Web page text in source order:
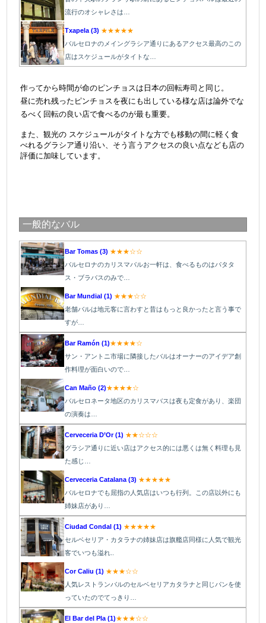
流行のオシャレさは…
Txapela (3) ★★★★★
バルセロナのメイングラシア通りにあるアクセス最高のこの
店はスケジュールがタイトな…
作ってから時間が命のピンチョスは日本の回転寿司と同じ。
昼に売れ残ったピンチョスを夜にも出している様な店は論外でな
るべく回転の良い店で食べるのが最も重要。
また、観光の スケジュールがタイトな方でも移動の間に軽く食
べれるグラシア通り沿い、そう言うアクセスの良い点なども店の
評価に加味しています。
一般的なバル
Bar Tomas (3) ★★★☆☆
バルセロナのカリスマバルお一軒は、食べるものはパタタ
ス・ブラバスのみで…
Bar Mundial (1) ★★★☆☆
老舗バルは地元客に言わすと昔はもっと良かったと言う事で
すが…
Bar Ramón (1)★★★★☆
サン・アントニ市場に隣接したバルはオーナーのアイデア創
作料理が面白いので…
Can Maño (2)★★★★☆
バルセロネータ地区のカリスマバスは夜も定食があり、楽団
の演奏は…
Cerveceria D’Or (1) ★★☆☆☆
グラシア通りに近い店はアクセス的には悪くは無く料理も見
た感じ…
Cerveceria Catalana (3) ★★★★★
バルセロナでも屈指の人気店はいつも行列。この店以外にも
姉妹店があり…
Ciudad Condal (1) ★★★★★
セルベセリア・カタラナの姉妹店は旗艦店同様に人気で観光
客でいつも溢れ..
Cor Caliu (1) ★★★☆☆
人気レストランバルのセルベセリアカタラナと同じパンを使
っていたのでてっきり…
El Bar del Pla (1)★★★☆☆